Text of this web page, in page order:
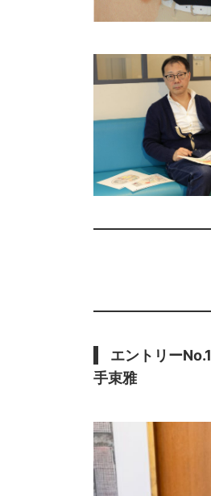
エントリーNo.1
手束雅